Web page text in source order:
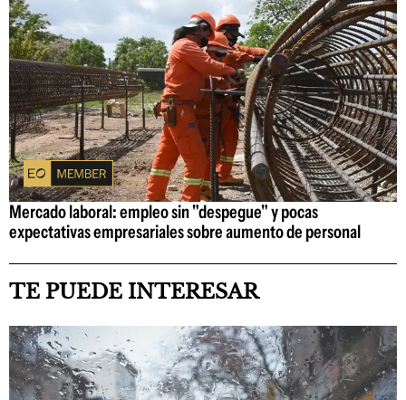
Mercado laboral: empleo sin "despegue" y pocas
expectativas empresariales sobre aumento de personal
TE PUEDE INTERESAR